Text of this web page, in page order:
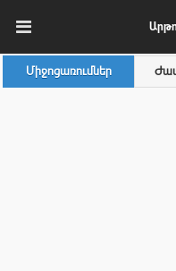
Միջոցառումներ